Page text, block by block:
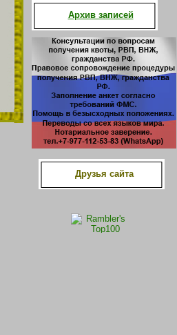
Архив записей
Друзья сайта